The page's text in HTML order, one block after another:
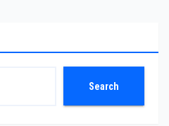
Search